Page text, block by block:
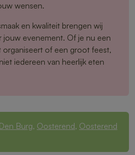
wensen.
en kwaliteit brengen wij
jouw evenement. Of je nu een
organiseert of een groot feest,
iedereen van heerlijk eten
Den Burg, Oosterend, Oosterend